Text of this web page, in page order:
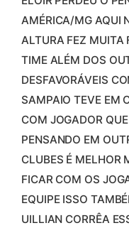
AMÉRICA/MG AQUI
ALTURA FEZ MUITA
TIME ALÉM DOS
DESFAVORÁVEIS
SAMPAIO TEVE EM
COM JOGADOR
PENSANDO EM
CLUBES É MELHOR
FICAR COM OS
EQUIPE ISSO
UILLIAN CORRÊA